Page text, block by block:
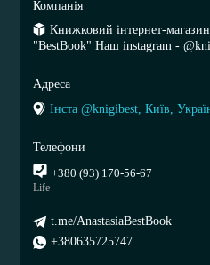
Книжковий інтернет-магазин
"BestBook" Наш instagram -
Інста @knigibest, Київ,
+380 (93) 170-56-67
Life
t.me/AnastasiaBestBook
+380635725747